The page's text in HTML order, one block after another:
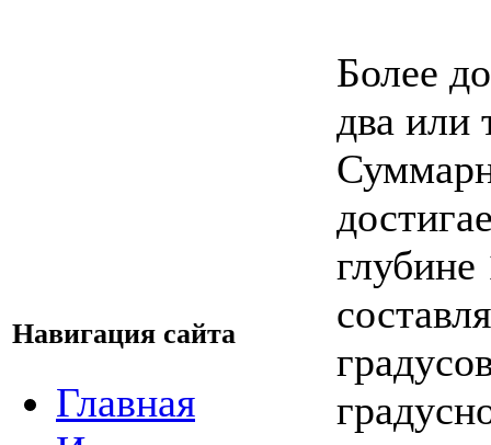
Навигация сайта
Главная
Более
два или